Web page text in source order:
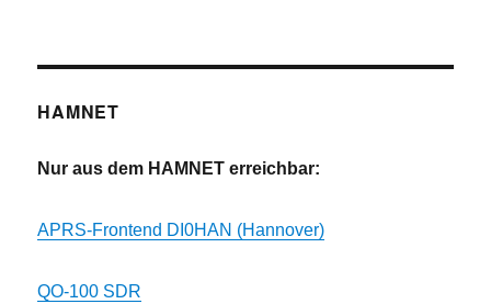
HAMNET
Nur aus dem HAMNET erreichbar:
APRS-Frontend DI0HAN (Hannover)
QO-100 SDR